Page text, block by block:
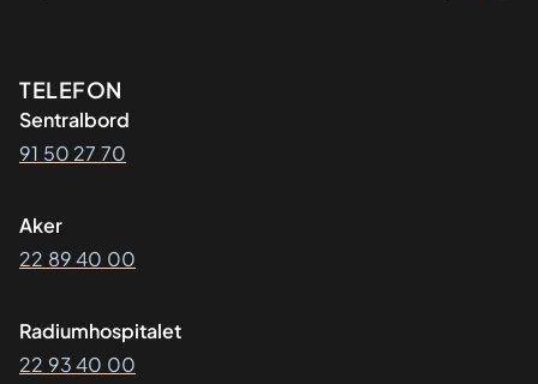
Kontaktinformasjon
TELEFON
Sentralbord
91 50 27 70
Aker
22 89 40 00
Radiumhospitalet
22 93 40 00